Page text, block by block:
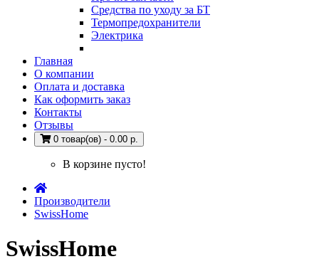
Средства по уходу за БТ
Термопредохранители
Электрика
Главная
О компании
Оплата и доставка
Как оформить заказ
Контакты
Отзывы
0 товар(ов) - 0.00 р.
В корзине пусто!
Производители
SwissHome
SwissHome